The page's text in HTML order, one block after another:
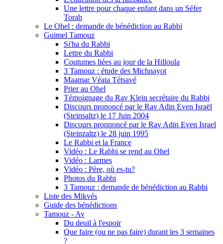
Une lettre pour chaque enfant dans un Séfer
Torah
Le Ohel : demande de bénédiction au Rabbi
Guimel Tamouz
Si'ha du Rabbi
Lettre du Rabbi
Coutumes liées au jour de la Hilloula
3 Tamouz : étude des Michnayot
Maamar Véata Tétsavé
Prier au Ohel
Témoignage du Rav Klein secrétaire du Rabbi
Discours prononcé par le Rav Adin Even Israël
(Steinsaltz) le 17 Juin 2004
Discours pronnoncé par le Rav Adin Even Israel
(Steinzaltz) le 28 juin 1995
Le Rabbi et la France
Vidéo : Le Rabbi se rend au Ohel
Vidéo : Larmes
Vidéo : Père, où es-tu?
Photos du Rabbi
3 Tamouz : demande de bénédiction au Rabbi
Liste des Mikvés
Guide des bénédictions
Tamouz - Av
Du deuil à l'espoir
Que faire (ou ne pas faire) durant les 3 semaines
?